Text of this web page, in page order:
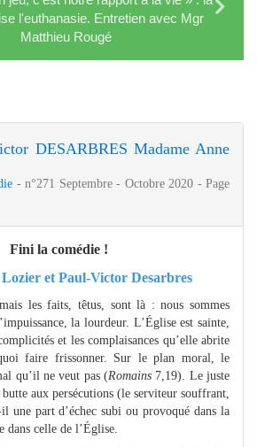
l'euthanasie. Entretien avec Mgr
Matthieu Rougé
DESARBRES Madame Anne
- n°271 Septembre - Octobre 2020 - Page
Fini la comédie !
et Paul-Victor Desarbres
les faits, têtus, sont là : nous sommes
la lourdeur. L’Église est sainte,
et les complaisances qu’elle abrite
faire frissonner. Sur le plan moral, le
qu’il ne veut pas (Romains 7,19). Le juste
aux persécutions (le serviteur souffrant,
part d’échec subi ou provoqué dans la
dans celle de l’Église.